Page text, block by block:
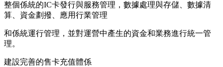
整個係統的IC卡發行與服務管理，數據處理與存儲、數據清
算、資金劃撥、應用行業管理
和係統運行管理，並對運營中產生的資金和業務進行統一管
理。
建設完善的售卡充值體係